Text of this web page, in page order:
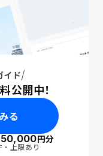
イド
公開中！
る
50,000円分
上限あり